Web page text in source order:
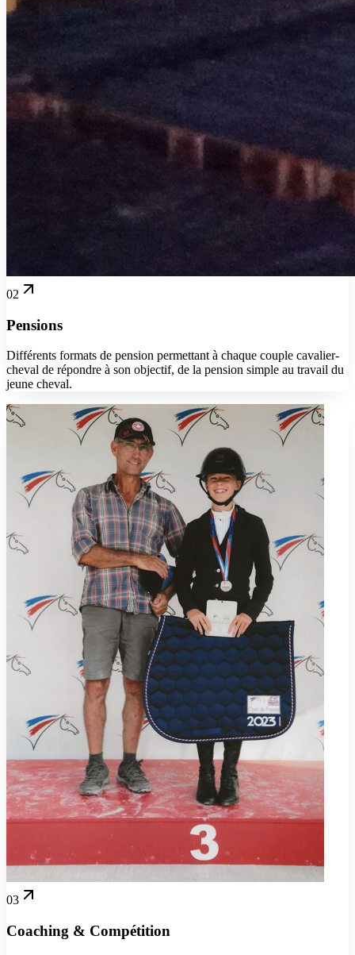
02
Pensions
Différents formats de pension permettant à chaque couple cavalier-
cheval de répondre à son objectif, de la pension simple au travail du
jeune cheval.
03
Coaching & Compétition